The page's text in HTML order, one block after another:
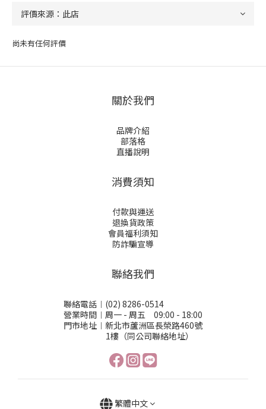
尚未有任何評價
關於我們
品牌介紹
部落格
直播說明
消費須知
付款與運送
退換貨政策
會員福利須知
防詐騙宣導
聯絡我們
聯絡電話︱(02) 8286-0514
營業時間︱周一 - 周五 09:00 - 18:00
門市地址︱新北市蘆洲區長榮路460號
1樓（同公司聯絡地址）
繁體中文